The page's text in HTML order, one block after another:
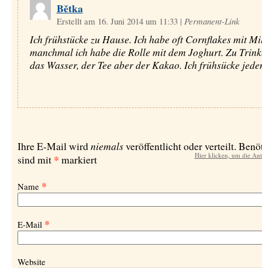
Bětka
Erstellt am 16. Juni 2014 um 11:33 | Permanent-Link
Ich frühstücke zu Hause. Ich habe oft Cornflakes mit
manchmal ich habe die Rolle mit dem Joghurt. Zu
das Wasser, der Tee aber der Kakao. Ich frühsücke
Hier klicken, um die
Ihre E-Mail wirdniemalsveröffentlicht oder verteilt.
sind mit * markiert
Name *
E-Mail *
Website